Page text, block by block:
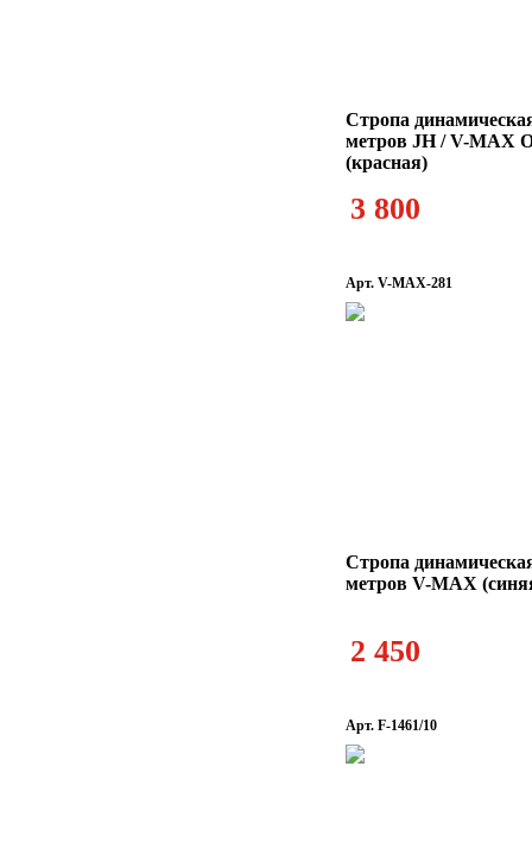
Стропа
метров JH / V-MAX
(красная)
3 800
Арт. V-MAX-281
Стропа
метров V-MAX
2 450
Арт. F-1461/10